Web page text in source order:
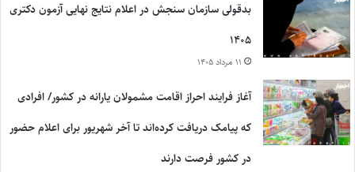
بدقولی سازمان سنجش در اعلام نتایج نهایی آزمون دکتری
۱۴۰۵
۱۱ مرداد ۱۴۰۵
آغاز فرایند احراز اقامت مشمولان یارانه در کشور/ افرادی
که پیامک دریافت کرده‌اند تا آخر شهریور برای اعلام حضور
در کشور فرصت دارند